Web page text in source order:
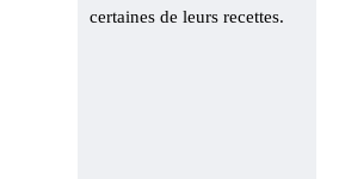
Sainte-Croix et goûtez